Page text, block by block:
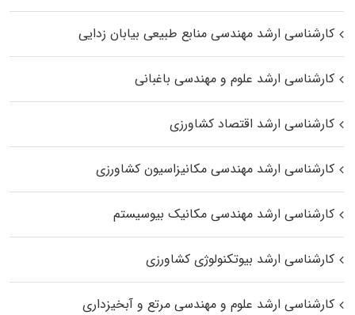
کارشناسی ارشد مهندسی منابع طبیعی بیابان زدایی
کارشناسی ارشد علوم و مهندسی باغبانی
کارشناسی ارشد اقتصاد کشاورزی
کارشناسی ارشد مهندسی مکانیزاسیون کشاورزی
کارشناسی ارشد مهندسی مکانیک بیوسیستم
کارشناسی ارشد بیوتکنولوژی کشاورزی
کارشناسی ارشد علوم و مهندسی مرتع و آبخیزداری